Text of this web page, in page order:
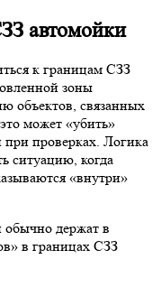
автомойки
к границам СЗЗ
зоны
объектов, связанных
может «убить»
при проверках. Логика
ситуацию, когда
«внутри»
держат в
в границах СЗЗ